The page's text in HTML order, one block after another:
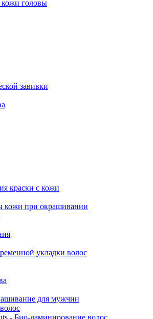
кожи головы
завивки
краски с кожи
кожи при окрашивании
укладки волос
для мужчин
- Био-ламинирование волос